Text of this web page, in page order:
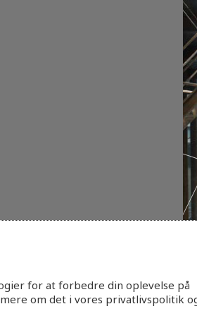
for at forbedre din oplevelse på
om det i vores privatlivspolitik